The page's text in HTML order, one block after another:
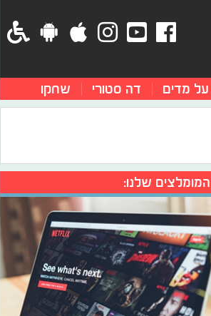
על מדים דה סטורי שחקו
המומלצים שלנו: